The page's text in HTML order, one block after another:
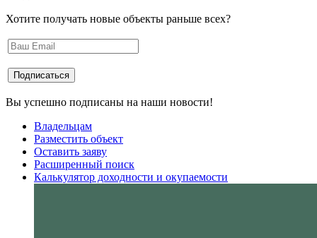
Хотите получать новые объекты раньше всех?
Вы успешно подписаны на наши новости!
Владельцам
Разместить объект
Оставить заяву
Расширенный поиск
Калькулятор доходности и окупаемости